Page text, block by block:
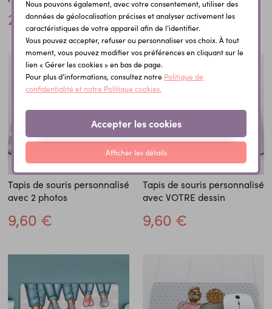
25,80 € 9,60 €
Tapis de souris personnalisé
avec 2 photos
9,60 €
Tapis de souris personnalisé
avec VOTRE dessin
9,60 €
Nous pouvons également, avec votre consentement, utiliser des
données de géolocalisation précises et analyser activement les
caractéristiques de votre appareil afin de l’identifier.
Vous pouvez accepter, refuser ou personnaliser vos choix. À tout
moment, vous pouvez modifier vos préférences en cliquant sur le
lien « Gérer les cookies » en bas de page.
Pour plus d’informations, consultez notre Politique de
confidentialité et notre Politique cookies.
Accepter les cookies
Afficher les détails